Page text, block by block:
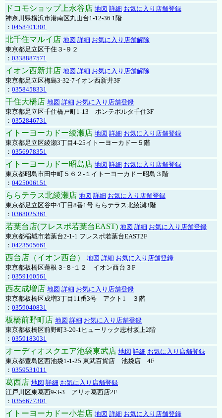
ドコモショップ上永谷店 地図 詳細 お気に入り店舗登録
神奈川県横浜市港南区丸山台1-12-36 1階
： 0458401301
北千住マルイ店 地図 詳細 お気に入り店舗解除
東京都足立区千住３-９２
： 0338887571
イオン西新井店 地図 詳細 お気に入り店舗解除
東京都足立区梅島3-32-7イオン西新井3F
： 0358458331
千住大橋店 地図 詳細 お気に入り店舗登録
東京都足立区千住橋戸町1-13 ポンテポルタ千住3F
： 0352846731
イトーヨーカドー綾瀬店 地図 詳細 お気に入り店舗登録
東京都足立区綾瀬3丁目4-25イトーヨーカドー５階
： 0356978351
イトーヨーカドー昭島店 地図 詳細 お気に入り店舗登録
東京都昭島市田中町５６２-１イトーヨーカドー昭島３階
： 0425006151
ららテラス北綾瀬店 地図 詳細 お気に入り店舗登録
東京都足立区谷中4丁目8番1号 ららテラス北綾瀬3階
： 0368025361
若葉台店(フレスポ若葉台EAST) 地図 詳細 お気に入り店舗登録
東京都稲城市若葉台2-1-1 フレスポ若葉台EAST2F
： 0423505661
西台店（イオン西台） 地図 詳細 お気に入り店舗登録
東京都板橋区蓮根３-８-１２ イオン西台３F
： 0359160561
西友成増店 地図 詳細 お気に入り店舗登録
東京都板橋区成増3丁目11番3号 アクト1 ３階
： 0359040831
板橋前野町店 地図 詳細 お気に入り店舗登録
東京都板橋区前野町3-20-1ヒューリック志村坂上2階
： 0359183031
オーディオスクエア池袋東武店 地図 詳細 お気に入り店舗登録
東京都豊島区西池袋1-1-25 東武百貨店 池袋店 4F
： 0359531011
葛西店 地図 詳細 お気に入り店舗登録
江戸川区東葛西9-3-3 アリオ葛西店2F
： 0356677301
イトーヨーカドー小岩店 地図 詳細 お気に入り店舗登録